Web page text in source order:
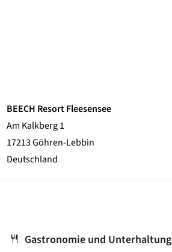
BEECH Resort Fleesensee
Am Kalkberg 1
17213 Göhren-Lebbin
Deutschland
Gastronomie und Unterhaltung